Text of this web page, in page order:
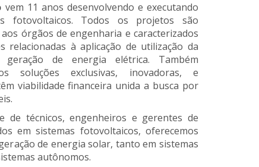
vem 11 anos desenvolvendo e executando
fotovoltaicos. Todos os projetos são
órgãos de engenharia e caracterizados
relacionadas à aplicação de utilização da
geração de energia elétrica. Também
soluções exclusivas, inovadoras, e
viabilidade financeira unida a busca por
de técnicos, engenheiros e gerentes de
em sistemas fotovoltaicos, oferecemos
de energia solar, tanto em sistemas
autônomos.